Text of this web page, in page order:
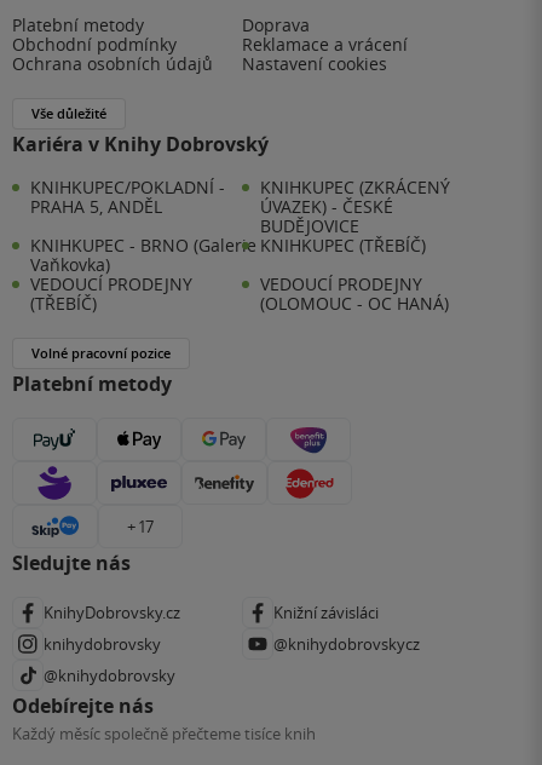
Platební metody
Doprava
Obchodní podmínky
Reklamace a vrácení
Ochrana osobních údajů
Nastavení cookies
Vše důležité
Kariéra v Knihy Dobrovský
KNIHKUPEC/POKLADNÍ -
PRAHA 5, ANDĚL
KNIHKUPEC (ZKRÁCENÝ
ÚVAZEK) - ČESKÉ
BUDĚJOVICE
KNIHKUPEC - BRNO (Galerie
Vaňkovka)
KNIHKUPEC (TŘEBÍČ)
VEDOUCÍ PRODEJNY
(TŘEBÍČ)
VEDOUCÍ PRODEJNY
(OLOMOUC - OC HANÁ)
Volné pracovní pozice
Platební metody
+ 17
Sledujte nás
KnihyDobrovsky.cz
Knižní závisláci
knihydobrovsky
@knihydobrovskycz
@knihydobrovsky
Odebírejte nás
Každý měsíc společně přečteme tisíce knih